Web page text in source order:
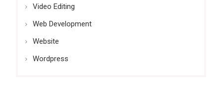
Video Editing
Web Development
Website
Wordpress